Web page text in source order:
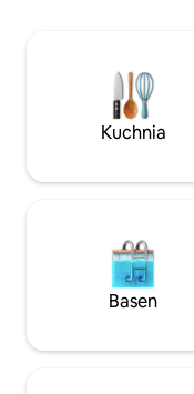
wymienione osobno:
DIDDLY SQUAT. Wszystkie oferują
wspaniałe widoki na
komfortowe i w pełni
posiłków.
Kuchnia
Basen